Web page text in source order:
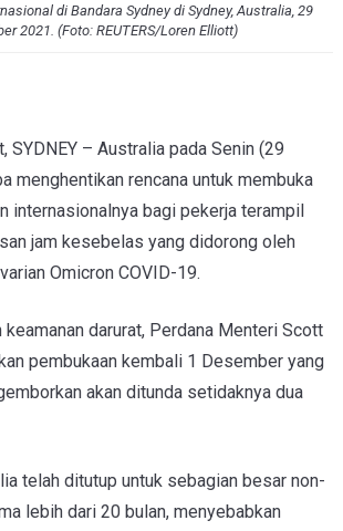
di Bandara Sydney di Sydney, Australia, 29
2021. (Foto: REUTERS/Loren Elliott)
SYDNEY – Australia pada Senin (29
menghentikan rencana untuk membuka
internasionalnya bagi pekerja terampil
jam kesebelas yang didorong oleh
Omicron COVID-19.
darurat, Perdana Menteri Scott
pembukaan kembali 1 Desember yang
akan ditunda setidaknya dua
telah ditutup untuk sebagian besar non-
lebih dari 20 bulan, menyebabkan